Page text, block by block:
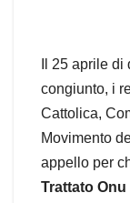
Il 25 aprile
congiunto, i
Cattolica,
Movimento
appello per
Trattato